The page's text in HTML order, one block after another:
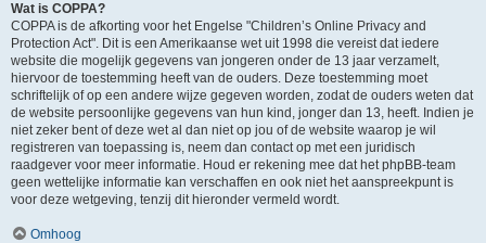
Wat is COPPA?
COPPA is de afkorting voor het Engelse "Children’s Online Privacy and
Protection Act". Dit is een Amerikaanse wet uit 1998 die vereist dat iedere
website die mogelijk gegevens van jongeren onder de 13 jaar verzamelt,
hiervoor de toestemming heeft van de ouders. Deze toestemming moet
schriftelijk of op een andere wijze gegeven worden, zodat de ouders weten dat
de website persoonlijke gegevens van hun kind, jonger dan 13, heeft. Indien je
niet zeker bent of deze wet al dan niet op jou of de website waarop je wil
registreren van toepassing is, neem dan contact op met een juridisch
raadgever voor meer informatie. Houd er rekening mee dat het phpBB-team
geen wettelijke informatie kan verschaffen en ook niet het aanspreekpunt is
voor deze wetgeving, tenzij dit hieronder vermeld wordt.
Omhoog